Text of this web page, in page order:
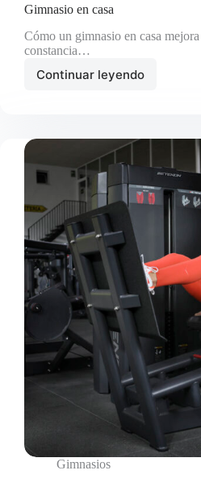
Gimnasio en casa
Cómo un gimnasio en casa
constancia…
Continuar leyendo
Gimnasio
Gimnasios